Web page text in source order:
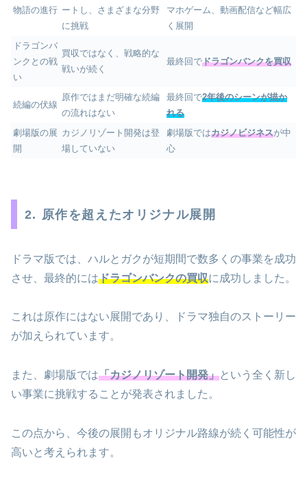
物語の進行 ートし、さまざまな分野
に挑戦
マホゲーム、動画配信など幅広
く展開
ドラゴンバ
ンクとの戦
い
買収ではなく、戦略的な
戦いが続く
最終回でドラゴンバンクを買収
続編の伏線
原作ではまだ明確な続編
の流れはない
最終回で2年後のシーンが描か
れる
劇場版の展
開
カジノリゾート開発は登
場していない
劇場版ではカジノビジネスが中
心
2. 原作を超えたオリジナル展開
ドラマ版では、ハルとガクが短期間で数多くの事業を成功
させ、最終的にはドラゴンバンクの買収に成功しました。
これは原作にはない展開であり、ドラマ独自のストーリー
が加えられています。
また、劇場版では「カジノリゾート開発」という全く新し
い事業に挑戦することが発表されました。
この点から、今後の展開もオリジナル路線が続く可能性が
高いと考えられます。